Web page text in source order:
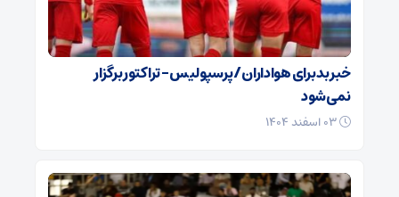
خبر بد برای هواداران / پرسپولیس – تراکتور برگزار
نمی‌شود